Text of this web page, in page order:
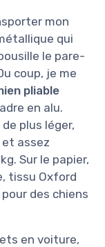
mon
qui
le pare-
coup, je me
pliable
en alu.
de plus léger,
et assez
Sur le papier,
tissu Oxford
des chiens
en voiture,